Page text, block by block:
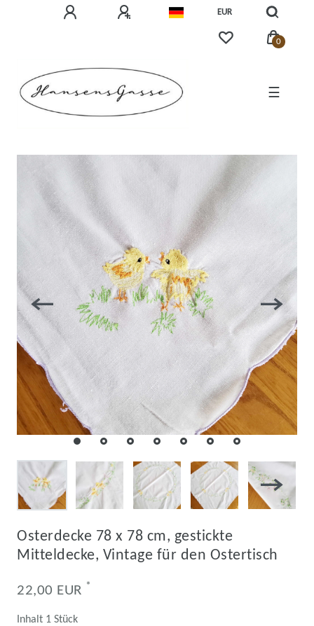
EUR
0
☰
Osterdecke 78 x 78 cm, gestickte
Mitteldecke, Vintage für den Ostertisch
22,00 EUR *
Inhalt 1 Stück